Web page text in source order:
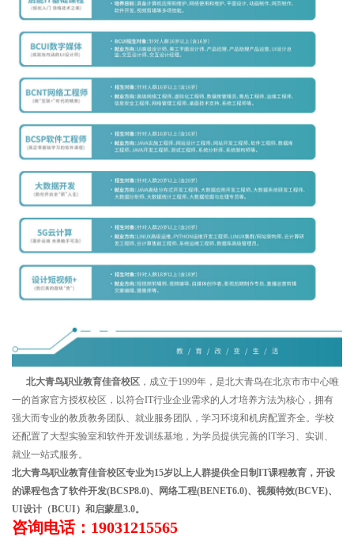
北大青鸟职业教育佳音校区，成立于1999年，是北大青鸟在北京市市中心唯
一的首家官方授权校区，以符合IT行业企业需求的人才培养方法为核心，拥有
强大而专业的教质教务团队、就业服务团队，学习环境和机房配置齐全。学校
还配置了大型实验室和软件开发训练基地，为学员提供完善的IT学习、实训、
就业一站式服务。
北大青鸟职业教育佳音校区专业为15岁以上人群提供全日制IT课程教育，开设
的课程包含了软件开发(BCSP8.0)、网络工程(BENET6.0)、视频特效(BCVE)、
UI设计（BCUI）和启蒙星3.0。
咨询电话：19031215565